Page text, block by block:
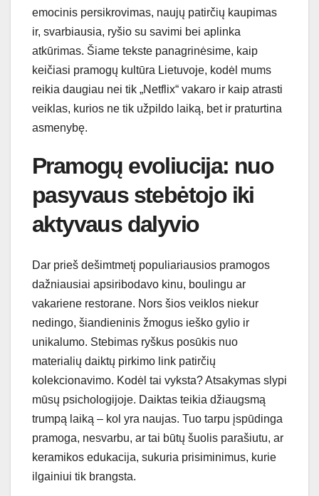
emocinis persikrovimas, naujų patirčių kaupimas
ir, svarbiausia, ryšio su savimi bei aplinka
atkūrimas. Šiame tekste panagrinėsime, kaip
keičiasi pramogų kultūra Lietuvoje, kodėl mums
reikia daugiau nei tik „Netflix“ vakaro ir kaip atrasti
veiklas, kurios ne tik užpildo laiką, bet ir praturtina
asmenybę.
Pramogų evoliucija: nuo
pasyvaus stebėtojo iki
aktyvaus dalyvio
Dar prieš dešimtmetį populiariausios pramogos
dažniausiai apsiribodavo kinu, boulingu ar
vakariene restorane. Nors šios veiklos niekur
nedingo, šiandieninis žmogus ieško gylio ir
unikalumo. Stebimas ryškus posūkis nuo
materialių daiktų pirkimo link patirčių
kolekcionavimo. Kodėl tai vyksta? Atsakymas slypi
mūsų psichologijoje. Daiktas teikia džiaugsmą
trumpą laiką – kol yra naujas. Tuo tarpu įspūdinga
pramoga, nesvarbu, ar tai būtų šuolis parašiutu, ar
keramikos edukacija, sukuria prisiminimus, kurie
ilgainiui tik brangsta.